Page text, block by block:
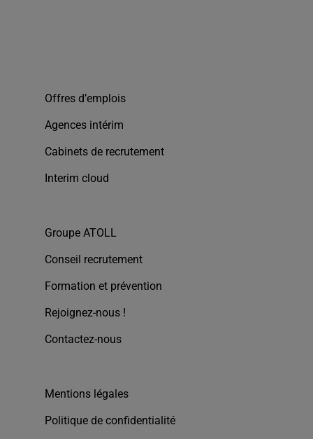
Offres d’emplois
Agences intérim
Cabinets de recrutement
Interim cloud
Groupe ATOLL
Conseil recrutement
Formation et prévention
Rejoignez-nous !
Contactez-nous
Mentions légales
Politique de confidentialité